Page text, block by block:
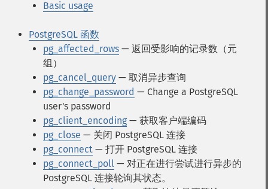
Basic usage
PostgreSQL 函数
pg_affected_rows — 返回受影响的记录数（元
组）
pg_cancel_query — 取消异步查询
pg_change_password — Change a PostgreSQL
user's password
pg_client_encoding — 获取客户端编码
pg_close — 关闭 PostgreSQL 连接
pg_connect — 打开 PostgreSQL 连接
pg_connect_poll — 对正在进行尝试进行异步的
PostgreSQL 连接轮询其状态。